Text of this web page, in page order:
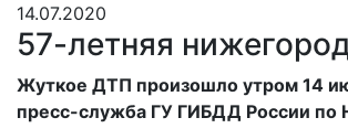
14.07.2020
57-летняя
Жуткое ДТП произошло утром 14
пресс-служба ГУ ГИБДД России по